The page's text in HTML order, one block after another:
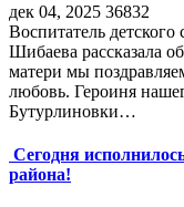
дек 04, 2025 36832
Воспитатель
Шибаева рассказала
матери мы
любовь. Героиня
Бутурлиновки…
Сегодня
района!